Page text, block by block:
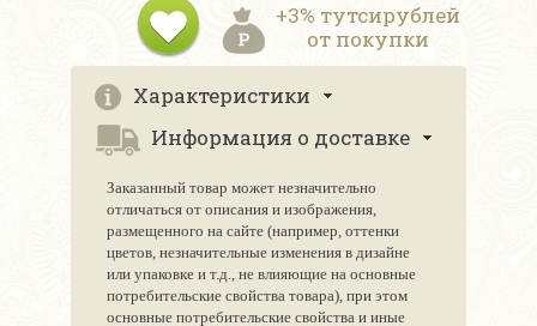
+3% тутсирублей
от покупки
Характеристики
Информация о доставке
Заказанный товар может незначительно
отличаться от описания и изображения,
размещенного на сайте (например, оттенки
цветов, незначительные изменения в дизайне
или упаковке и т.д., не влияющие на основные
потребительские свойства товара), при этом
основные потребительские свойства и иные